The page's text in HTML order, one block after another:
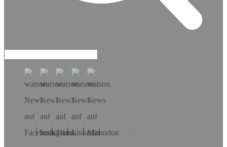
Hol dir die App!